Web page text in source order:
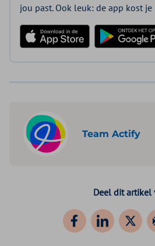
jou past. Ook leuk: de app kost je
Download in de App StoreOntdek het op
Team Actify
Deel dit artikel